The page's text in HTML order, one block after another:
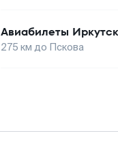
Авиабилеты Иркутск
275 км до Пскова